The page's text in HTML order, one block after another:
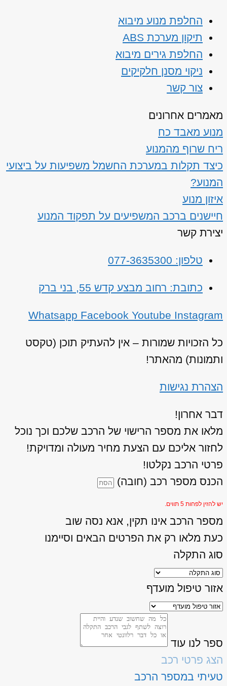
החלפת מנוע מיבוא
תיקון מערכת ABS
החלפת גירים מיבוא
ניקוי מסנן חלקיקים
צור קשר
מאמרים אחרונים
מנוע מאבד כח
ריח שרוף מהמנוע
כיצד תקלות במערכת החשמל משפיעות על ביצועי
המנוע?
איזון מנוע
חיישנים ברכב המשפיעים על תפקוד המנוע
יצירת קשר
טלפון: 077-3635300
כתובת: רחוב מבצע קדש 55, בני ברק
Whatsapp Facebook Youtube Instagram
כל הזכויות שמורות – אין להעתיק תוכן (טקסט
ותמונות) מהאתר!
הצהרת נגישות
דבר אחרון!
מלאו את מספר הרישוי של הרכב שלכם וכך נוכל
לחזור אליכם עם הצעת מחיר מעולה ומדויקת!
פרטי הרכב נקלטו!
הכנס מספר רכב (חובה)
יש להזין לפחות 5 תווים.
מספר הרכב אינו תקין, אנא נסה שוב
כעת מלאו רק את הפרטים הבאים וסיימנו
סוג התקלה
אזור טיפול מועדף
ספר לנו עוד
הצג פרטי רכב
טעיתי במספר הרכב